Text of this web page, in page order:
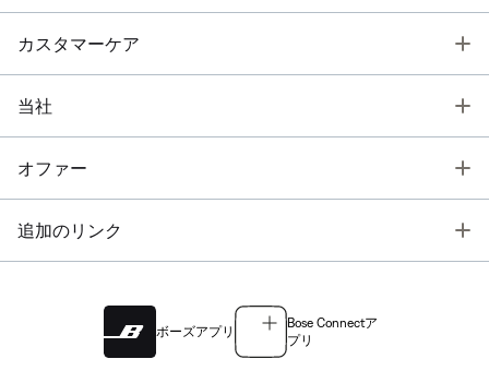
カスタマーケア
当社
オファー
追加のリンク
ボーズアプリ
Bose Connectア
プリ